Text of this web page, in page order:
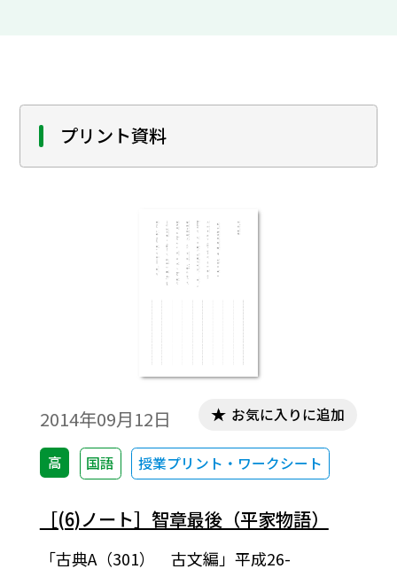
プリント資料
2014年09月12日
高 国語 授業プリント・ワークシート
お気に入りに追加
［(6)ノート］智章最後（平家物語）
「古典A（301） 古文編」平成26-